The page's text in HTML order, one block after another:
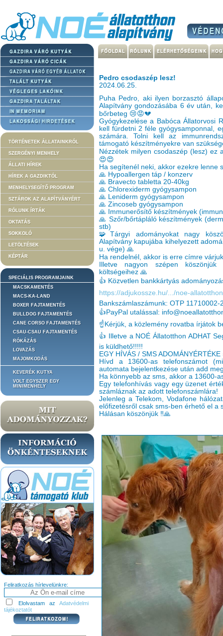
TÖRTÉNETEK ÁLLATAINKRÓL
SZERGÉNYI MENHELY
ÁLLATI HÍREK
HÍREK A GAZDIKTÓL
MENHELYSEGÍTŐ PROGRAM
SZTÁROK AZ ALAPÍTVÁNYÉRT
RÓLUNK ÍRTÁK
OKTATÁS
SOKKOLÓ
LETÖLTÉSEK
KÉPTÁR
SPECIÁLIS PROGRAMJAINK
MACSKAMENTÉS
MACS-KA-LAND
BOXER FAJTAMENTÉS
BULLDOG FAJTAMENTÉS
CANE CORSO FAJTAMENTÉS
CSAU-CSAU FAJTAMENTÉS
RÓKÁZÁS
LOVAZÁS
MAJOMKODÁS
KEVERÉK KUTYA
VOLT EGYSZER EGY
MINIMENHELY
Feliratkozás hírlevelünkre:
Elolvastam az Adatvédelmi
tájékoztatót
Pedro csodaszép lesz!
2024.06.25.
Puha Pedro, aki ilyen borzasztó
Alapítvány gondozásába 6 év után,
bőrbeteg 😢😡💔
Gyógykezelése a Babóca Állatorvosi
kell fürdetni 2 féle gyógysamponnal,
számára. Tolni kell az
támogató készítményekre van
Nézzétek milyen csodaszép (lesz)
😍😍
Ha segítenél neki, akkor ezekre lenne
🙏 Hypoallergen táp / konzerv
🙏 Bravecto tabletta 20-40kg
🙏 Chlorexiderm gyógysampon
🙏 Leniderm gyógysampon
🙏 Zincoseb gyógysampon
🙏 Immunerősítő készítmények
🙏 Szőr/bőrtápláló készítmények
stb)
🧩Tárgyi adományokat nagy
Alapítvány kapujába kihelyezett
u. vége) 🙏
Ha rendelnél, akkor is erre címre
Illetve nagyon szépen
költségeihez 🙏
👍 Közvetlen bankkártyás
https://adjukossze.hu/.../noe-
Bankszámlaszámunk: OTP 11710002-
👍PayPal utalással:
☝️Kérjük, a közlemény rovatba írjátok
👍 Illetve a NOÉ Állatotthon ADHAT
is küldhető!!!!!
EGY HÍVÁS / SMS
Hívd a 13600-as telefonszámot
automata bejelentkezése után add
Ha könnyebb az sms, akkor a 13600-
Egy telefonhívás vagy egy üzenet
számláznak az adott telefonszámlára!
Jelenleg a Telekom, Vodafone
előfizetésről csak sms-ben érhető el a
Hálásan köszönjük ‼️🙏